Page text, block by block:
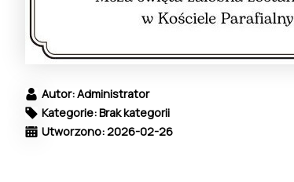
Autor: Administrator
Kategorie: Brak kategorii
Utworzono: 2026-02-26